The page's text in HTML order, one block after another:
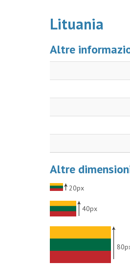
Lituania
Altre
Altre
20px
40px